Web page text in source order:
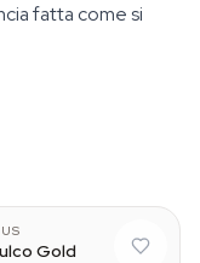
fatta come si
Gold